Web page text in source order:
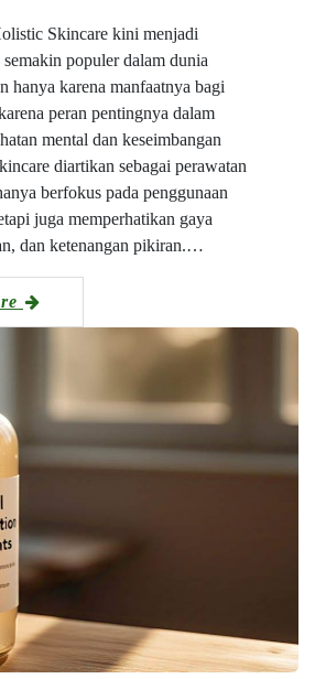
Skincare kini menjadi
populer dalam dunia
hanya karena manfaatnya bagi
peran pentingnya dalam
mental dan keseimbangan
diartikan sebagai perawatan
berfokus pada penggunaan
juga memperhatikan gaya
dan ketenangan pikiran.…